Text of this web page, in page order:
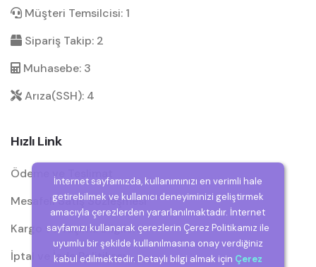
Müşteri Temsilcisi: 1
Sipariş Takip: 2
Muhasebe: 3
Arıza(SSH): 4
Hızlı Link
Ödeme ve Teslimat
Mesafeli Satış Sözleşmesi
Kargo ve Taşıma Bilgileri
İptal ve İade Politikası
İnternet sayfamızda, kullanımınızı en verimli hale
getirebilmek ve kullanıcı deneyiminizi geliştirmek
amacıyla çerezlerden yararlanılmaktadır. İnternet
sayfamızı kullanarak çerezlerin Çerez Politikamız ile
uyumlu bir şekilde kullanılmasına onay verdiğiniz
kabul edilmektedir. Detaylı bilgi almak için Çerez